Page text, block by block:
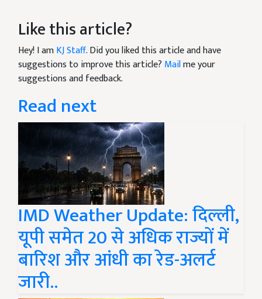
Like this article?
Hey! I amKJ Staff. Did you liked this article and have
suggestions to improve this article? Mailme your
suggestions and feedback.
Read next
IMD Weather Update: दिल्ली,
यूपी समेत 20 से अधिक राज्यों में
बारिश और आंधी का रेड-अलर्ट
जारी..